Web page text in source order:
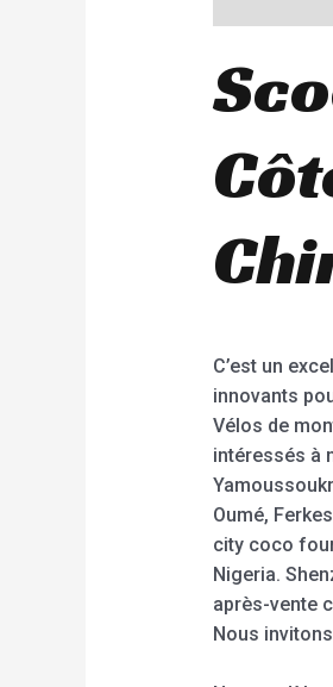
C’est un
innovants
Vélos de
intéressés à
Oumé,
city coco
Nigeria.
après-vente
Nous